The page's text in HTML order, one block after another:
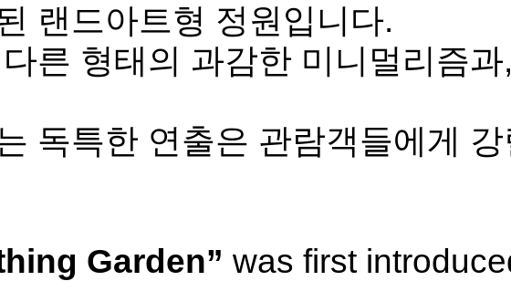
랜드아트형 정원입니다.
른 형태의 과감한 미니멀리즘
독특한 연출은 관람객들에게
Garden” was first